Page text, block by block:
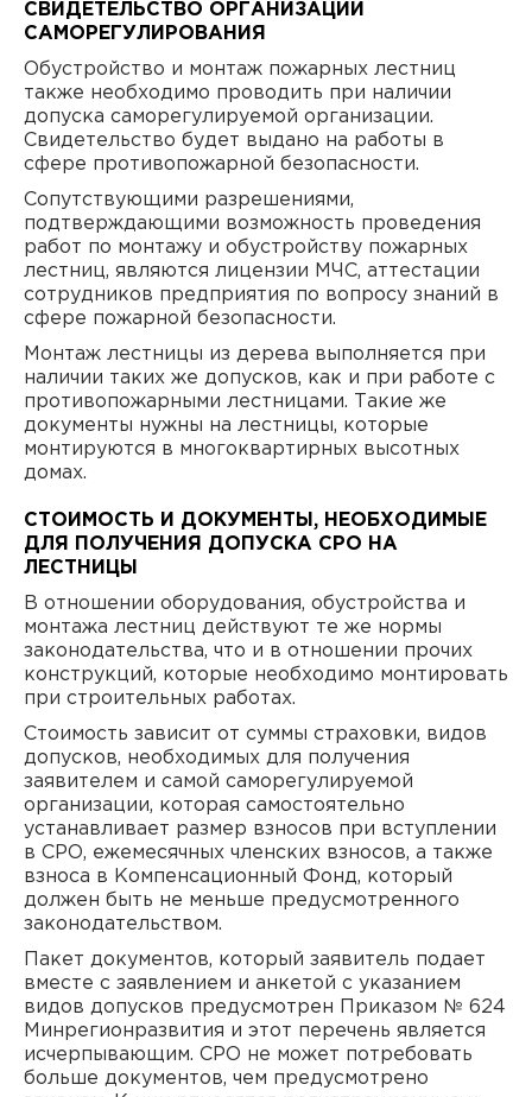
СВИДЕТЕЛЬСТВО ОРГАНИЗАЦИИ
САМОРЕГУЛИРОВАНИЯ
Обустройство и монтаж пожарных лестниц
также необходимо проводить при наличии
допуска саморегулируемой организации.
Свидетельство будет выдано на работы в
сфере противопожарной безопасности.
Сопутствующими разрешениями,
подтверждающими возможность проведения
работ по монтажу и обустройству пожарных
лестниц, являются лицензии МЧС, аттестации
сотрудников предприятия по вопросу знаний в
сфере пожарной безопасности.
Монтаж лестницы из дерева выполняется при
наличии таких же допусков, как и при работе с
противопожарными лестницами. Такие же
документы нужны на лестницы, которые
монтируются в многоквартирных высотных
домах.
СТОИМОСТЬ И ДОКУМЕНТЫ, НЕОБХОДИМЫЕ
ДЛЯ ПОЛУЧЕНИЯ ДОПУСКА СРО НА
ЛЕСТНИЦЫ
В отношении оборудования, обустройства и
монтажа лестниц действуют те же нормы
законодательства, что и в отношении прочих
конструкций, которые необходимо монтировать
при строительных работах.
Стоимость зависит от суммы страховки, видов
допусков, необходимых для получения
заявителем и самой саморегулируемой
организации, которая самостоятельно
устанавливает размер взносов при вступлении
в СРО, ежемесячных членских взносов, а также
взноса в Компенсационный Фонд, который
должен быть не меньше предусмотренного
законодательством.
Пакет документов, который заявитель подает
вместе с заявлением и анкетой с указанием
видов допусков предусмотрен Приказом № 624
Минрегионразвития и этот перечень является
исчерпывающим. СРО не может потребовать
больше документов, чем предусмотрено